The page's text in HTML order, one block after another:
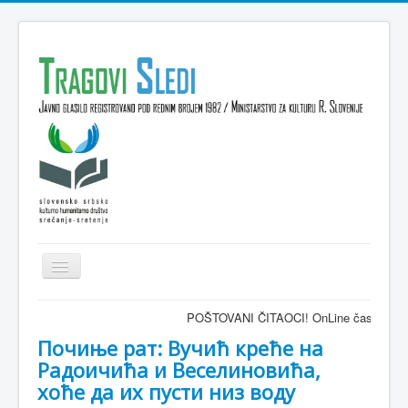
Isključi
navigaciju
VESTI
KULTURA
INTERVJU
POŠTOVANI ČITAOCI! OnLine časopis
Почиње рат: Вучић креће на
Радоичића и Веселиновића,
хоће да их пусти низ воду